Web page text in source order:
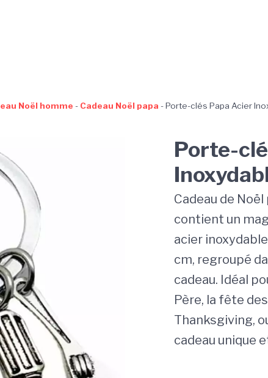
Noël homme - Cadeau Noël papa -Porte-clés Papa Acier
Porte-
Cadeau de
contient un
acier
cm, regroupé
cadeau. Idéal
Père, la fête
Thanksgiving,
cadeau unique